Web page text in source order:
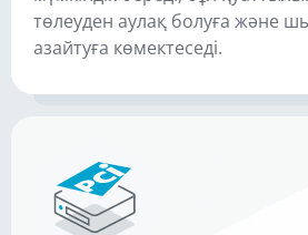
төлеуден аулақ болуға және
азайтуға көмектеседі.